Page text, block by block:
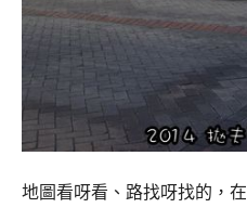
地圖看呀看、路找呀找的，